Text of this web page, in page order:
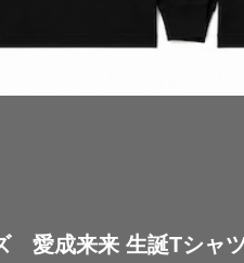
愛成来来 生誕Tシャ